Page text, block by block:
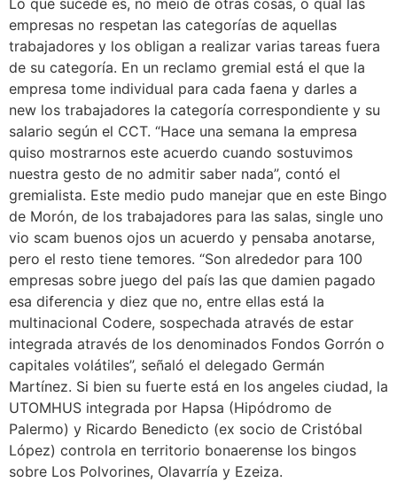
empresas no respetan las categorías de aquellas
trabajadores y los obligan a realizar varias tareas fuera
de su categoría. En un reclamo gremial está el que la
empresa tome individual para cada faena y darles a
new los trabajadores la categoría correspondiente y su
salario según el CCT. “Hace una semana la empresa
quiso mostrarnos este acuerdo cuando sostuvimos
nuestra gesto de no admitir saber nada”, contó el
gremialista. Este medio pudo manejar que en este Bingo
de Morón, de los trabajadores para las salas, single uno
vio scam buenos ojos un acuerdo y pensaba anotarse,
pero el resto tiene temores. “Son alrededor para 100
empresas sobre juego del país las que damien pagado
esa diferencia y diez que no, entre ellas está la
multinacional Codere, sospechada através de estar
integrada através de los denominados Fondos Gorrón o
capitales volátiles”, señaló el delegado Germán
Martínez. Si bien su fuerte está en los angeles ciudad, la
UTOMHUS integrada por Hapsa (Hipódromo de
Palermo) y Ricardo Benedicto (ex socio de Cristóbal
López) controla en territorio bonaerense los bingos
sobre Los Polvorines, Olavarría y Ezeiza.